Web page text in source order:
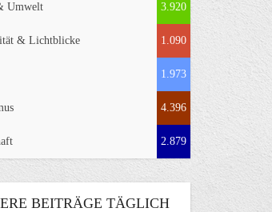
Umwelt 3.920
& Lichtblicke 1.090
1.973
4.396
2.879
BEITRÄGE TÄGLICH